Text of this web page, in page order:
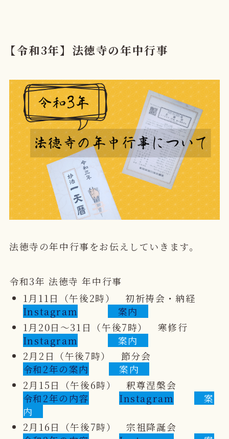
【令和3年】法徳寺の年中行事
法徳寺の年中行事をお伝えしていきます。
令和3年 法徳寺 年中行事
1月11日（午後2時） 初祈祷会・納経
Instagram
案内
1月20日～31日（午後7時） 寒修行
Instagram
案内
2月2日（午後7時） 節分会
令和2年の案内
案内
2月15日（午後6時） 釈尊涅槃会
令和2年の内容
Instagram
案
内
2月16日（午後7時） 宗祖降誕会